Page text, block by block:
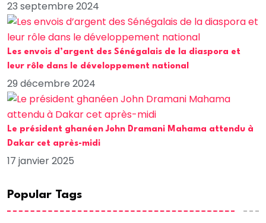
23 septembre 2024
Les envois d’argent des Sénégalais de la diaspora et
leur rôle dans le développement national
29 décembre 2024
Le président ghanéen John Dramani Mahama attendu à
Dakar cet après-midi
17 janvier 2025
Popular Tags